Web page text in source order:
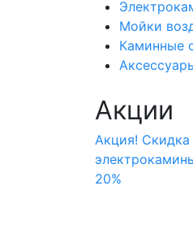
Мойки
Каминные
Акции
Акция! Скидка
20%